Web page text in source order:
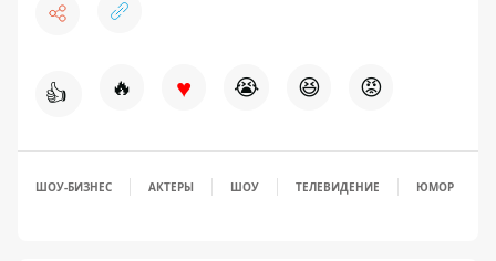
👍 🔥 ♥ 😭 😆 😡
ШОУ-БИЗНЕС АКТЕРЫ ШОУ ТЕЛЕВИДЕНИЕ ЮМОР